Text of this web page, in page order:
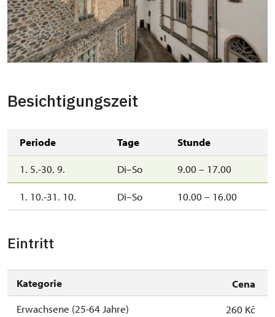
Besichtigungszeit
Periode Tage Stunde
1. 5.-30. 9. Di–So 9.00 – 17.00
1. 10.-31. 10. Di–So 10.00 – 16.00
Eintritt
Kategorie
Cena
Erwachsene (25-64 Jahre)
260 Kč